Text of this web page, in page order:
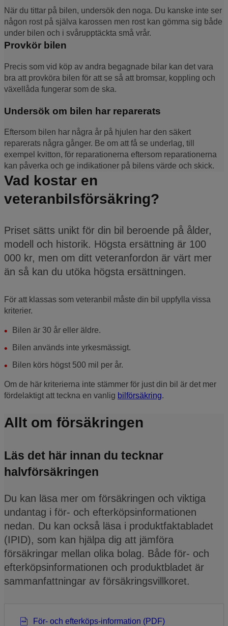
När du tittar på bilen, undersök den noga. Du kanske inte ser
någon rost på själva karossen men rost kan gömma sig både
under bilen och i svårupptäckta små vrår.
Provkör bilen
Precis som vid köp av andra begagnade bilar kan det vara
bra att provköra bilen för att se så att bromsar, koppling och
växellåda fungerar som de ska.
Undersök om bilen har reparerats
Eftersom bilen har några år på hjulen har den säkert
reparerats några gånger. Be om att få se underlag, till
exempel kvitton, för reparationerna eftersom reparationerna
kan påverka och ge indikationer på bilens värde och skick.
Vad kostar en
veteranbilsförsäkring?
Priset sätts unikt för din bil beroende på ålder,
modell och historik. Högsta ersättning är 100
000 kr, men om ditt veteranfordon är värt mer
än så kan du utöka högsta ersättningen.
För att klassas som veteranbil måste din bil uppfylla vissa
kriterier.
Bilen är 30 år eller äldre.
Bilen används inte yrkesmässigt.
Bilen körs högst 500 mil per år.
Om de här kriterierna inte stämmer för just din bil är det mer
fördelaktigt att teckna en vanlig bilförsäkring.
Allt om försäkringen
Läs det här innan du tecknar
halvförsäkringen
Du kan läsa mer om försäkringen och viktiga
undantag i för- och efterköpsinformationen
nedan. Du kan också läsa i produktfaktabladet
(IPID), som kan hjälpa dig att jämföra
försäkringar mellan olika bolag. Både för- och
efterköpsinformationen och produktbladet är
sammanfattningar av försäkringsvillkoret.
För- och efterköps-information (PDF)